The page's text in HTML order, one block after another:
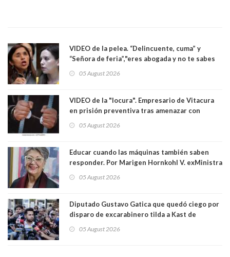
VIDEO de la pelea. “Delincuente, cuma” y
“Señora de feria”,"eres abogada y no te sabes
senadoras Camila Flores y Fabiola Campillai en
05 August 2026
VIDEO de la "locura". Empresario de Vitacura
en prisión preventiva tras amenazar con
Los persiguió en potente camioneta
05 August 2026
Educar cuando las máquinas también saben
responder. Por Marigen Hornkohl V. exMinistra
05 August 2026
Diputado Gustavo Gatica que quedó ciego por
disparo de excarabinero tilda a Kast de
absolución del exuniformado. Presidente DC
05 August 2026